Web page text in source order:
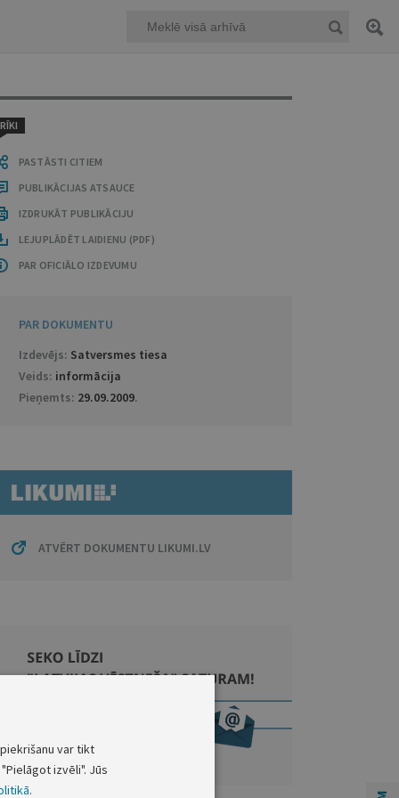
RĪKI
PASTĀSTI CITIEM
PUBLIKĀCIJAS ATSAUCE
IZDRUKĀT PUBLIKĀCIJU
LEJUPLĀDĒT LAIDIENU (PDF)
PAR OFICIĀLO IZDEVUMU
PAR DOKUMENTU
Izdevējs: Satversmes tiesa
Veids: informācija
Pieņemts: 29.09.2009.
ATVĒRT DOKUMENTU LIKUMI.LV
var tikt
izvēli". Jūs
.